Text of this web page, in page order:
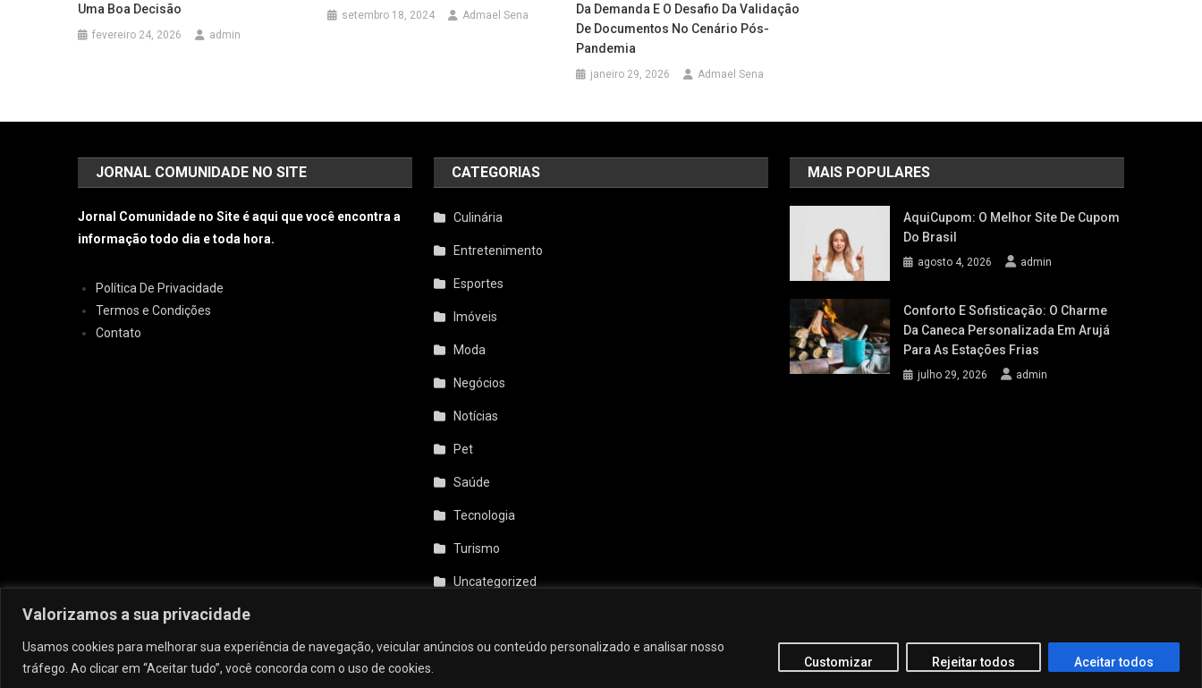
Valorizamos a sua privacidade
Usamos cookies para melhorar sua experiência de navegação, veicular anúncios ou conteúdo personalizado e analisar nosso
tráfego. Ao clicar em “Aceitar tudo”, você concorda com o uso de cookies.
Customizar Rejeitar todos Aceitar todos
Uma Boa Decisão
fevereiro 24, 2026 admin
setembro 18, 2024 Admael Sena
Da Demanda E O Desafio Da Validação
De Documentos No Cenário Pós-
Pandemia
janeiro 29, 2026 Admael Sena
JORNAL COMUNIDADE NO SITE
Jornal Comunidade no Site é aqui que você encontra a
informação todo dia e toda hora.
Política De Privacidade
Termos e Condições
Contato
CATEGORIAS
Culinária
Entretenimento
Esportes
Imóveis
Moda
Negócios
Notícias
Pet
Saúde
Tecnologia
Turismo
Uncategorized
MAIS POPULARES
AquiCupom: O Melhor Site De Cupom
Do Brasil
agosto 4, 2026 admin
Conforto E Sofisticação: O Charme
Da Caneca Personalizada Em Arujá
Para As Estações Frias
julho 29, 2026 admin
JORNAL COMUNIDADE NO SITE|Theme: News Portal byMystery Themes